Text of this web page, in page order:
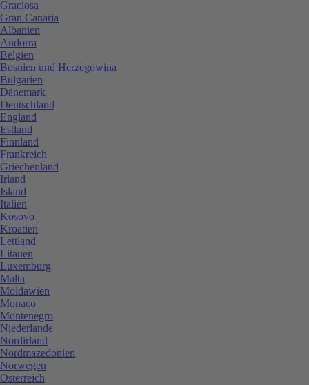
Graciosa
Gran Canaria
Albanien
Andorra
Belgien
Bosnien und Herzegowina
Bulgarien
Dänemark
Deutschland
England
Estland
Finnland
Frankreich
Griechenland
Irland
Island
Italien
Kosovo
Kroatien
Lettland
Litauen
Luxemburg
Malta
Moldawien
Monaco
Montenegro
Niederlande
Nordirland
Nordmazedonien
Norwegen
Österreich